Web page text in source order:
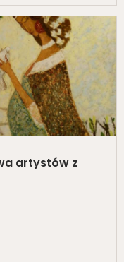
artystów z